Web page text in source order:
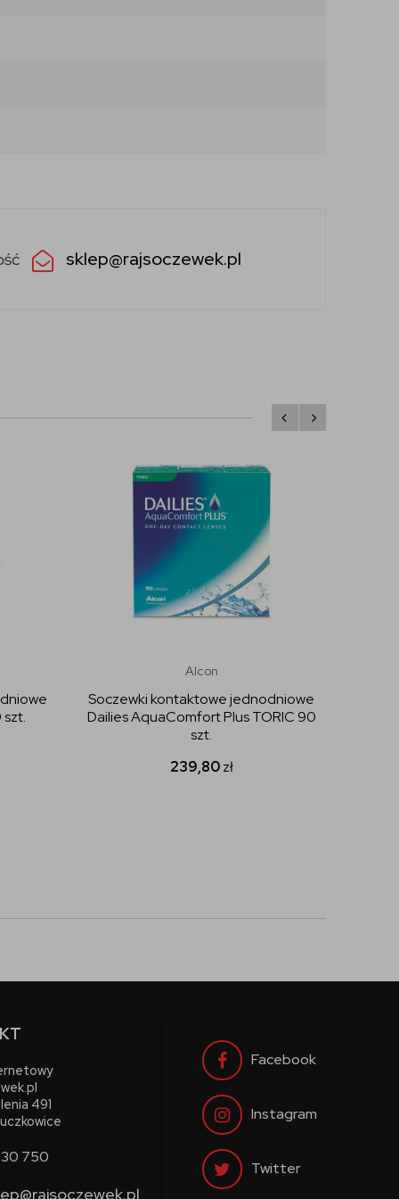
sklep@rajsoczewek.pl
Alcon
Soczewki kontaktowe jednodniowe
Dailies AquaComfort Plus TORIC 90
szt.
239,80zł
491
750
Facebook
Instagram
Twitter